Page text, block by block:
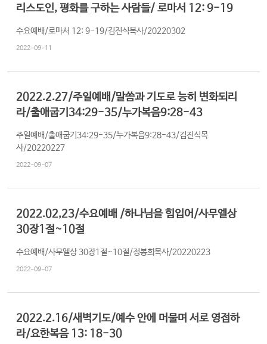
리스도인, 평화를 구하는 사람들/ 로마서 12: 9-19
수요예배/로마서 12: 9-19/김진식목사/20220302
2022-09-11
2022.2.27/주일예배/말씀과 기도로 능히 변화되리
라/출애굽기34:29-35/누가복음9:28-43
주일예배/출애굽기34:29-35/누가복음9:28-43/김진식목
사/20220227
2022-09-07
2022.02,23/수요예배 /하나님을 힘입어/사무엘상
30장1절~10절
수요예배/사무엘상 30장1절~10절/정봉희목사/20220223
2022-09-07
2022.2.16/새벽기도/예수 안에 머물며 서로 영접하
라/요한복음 13: 18-30